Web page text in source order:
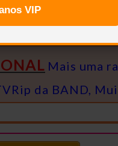
VIP
Áudio
Mais uma
da BAND,